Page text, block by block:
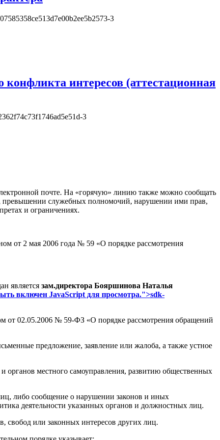
интересов (аттестационная
почте. На «горячую» линию также можно сообщать
превышении служебных полномочий, нарушении ими прав,
и ограничениях.
от 2 мая 2006 года № 59 «О порядке рассмотрения
является зам.директора Бояршинова Наталья
включен JavaScript для просмотра.">sdk-
от 02.05.2006 № 59-ФЗ «О порядке рассмотрения обращений
предложение, заявление или жалоба, а также устное
органов местного самоуправления, развитию общественных
либо сообщение о нарушении законов и иных
деятельности указанных органов и должностных лиц.
свобод или законных интересов других лиц.